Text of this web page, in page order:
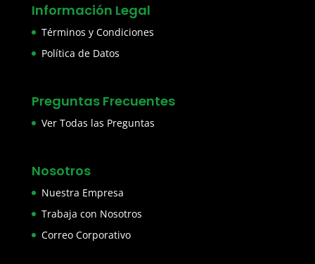
Información Legal
Términos y Condiciones
Política de Datos
Preguntas Frecuentes
Ver Todas las Preguntas
Nosotros
Nuestra Empresa
Trabaja con Nosotros
Correo Corporativo